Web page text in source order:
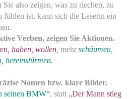
also zeigen, was zu riechen, zu
fühlen ist, kann sich die Leserin ein
Verben, zeigen Sie Aktionen.
haben, wollen, mehr schäumen,
hereinstürmen.
Nomen bzw. klare Bilder.
seinen BMW“, statt „Der Mann stieg